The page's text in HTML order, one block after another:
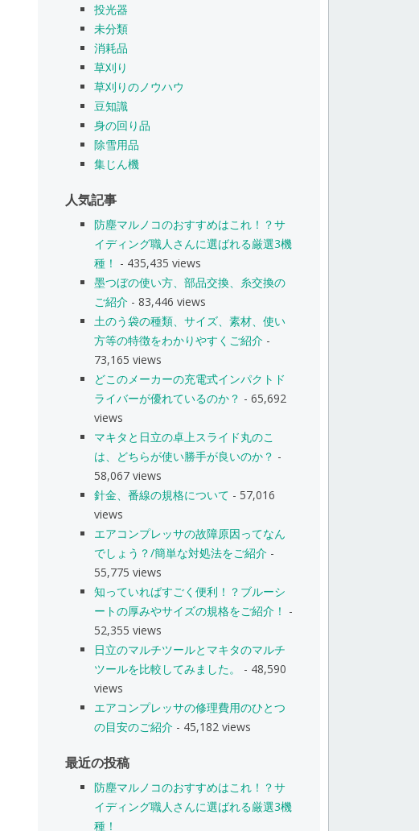
投光器
未分類
消耗品
草刈り
草刈りのノウハウ
豆知識
身の回り品
除雪用品
集じん機
人気記事
防塵マルノコのおすすめはこれ！？サ
イディング職人さんに選ばれる厳選3機
種！ - 435,435 views
墨つぼの使い方、部品交換、糸交換の
ご紹介- 83,446 views
土のう袋の種類、サイズ、素材、使い
方等の特徴をわかりやすくご紹介-
73,165 views
どこのメーカーの充電式インパクトド
ライバーが優れているのか？ - 65,692
views
マキタと日立の卓上スライド丸のこ
は、どちらが使い勝手が良いのか？ -
58,067 views
針金、番線の規格について - 57,016
views
エアコンプレッサの故障原因ってなん
でしょう？/簡単な対処法をご紹介-
55,775 views
知っていればすごく便利！？ブルーシ
ートの厚みやサイズの規格をご紹介！ -
52,355 views
日立のマルチツールとマキタのマルチ
ツールを比較してみました。
- 48,590
views
エアコンプレッサの修理費用のひとつ
の目安のご紹介- 45,182 views
最近の投稿
防塵マルノコのおすすめはこれ！？サ
イディング職人さんに選ばれる厳選3機
種！